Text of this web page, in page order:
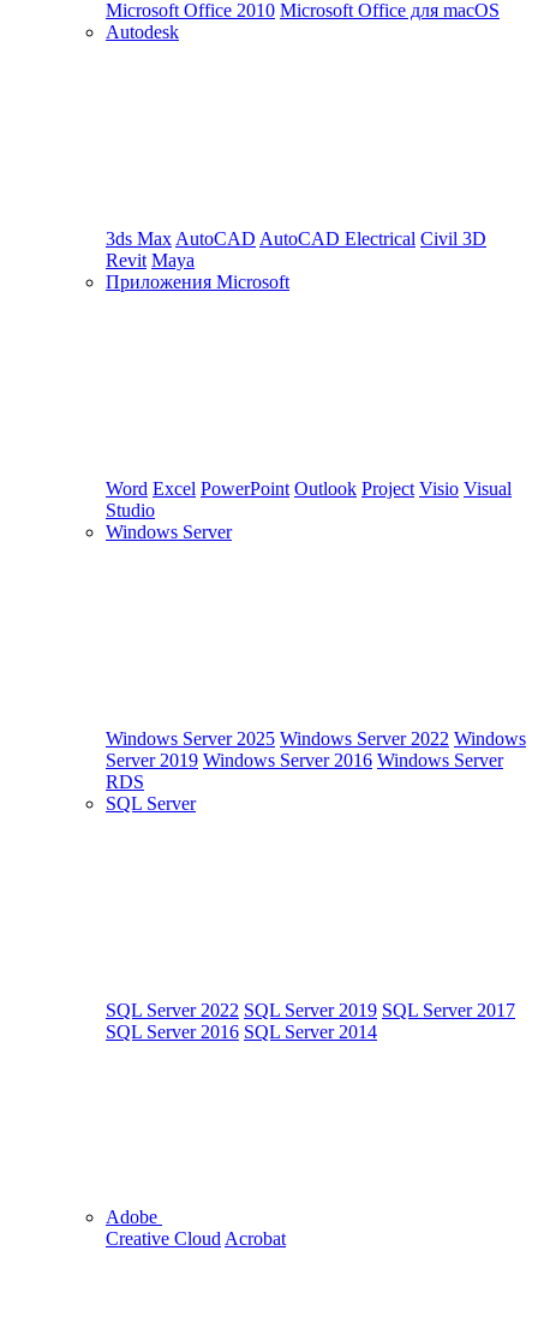
Microsoft Office 2010 Microsoft Office для macOS
Autodesk
3ds Max AutoCAD AutoCAD Electrical Civil 3D
Revit Maya
Приложения Microsoft
Word Excel PowerPoint Outlook Project Visio Visual
Studio
Windows Server
Windows Server 2025 Windows Server 2022 Windows
Server 2019 Windows Server 2016 Windows Server
RDS
SQL Server
SQL Server 2022 SQL Server 2019 SQL Server 2017
SQL Server 2016 SQL Server 2014
Adobe
Creative Cloud Acrobat